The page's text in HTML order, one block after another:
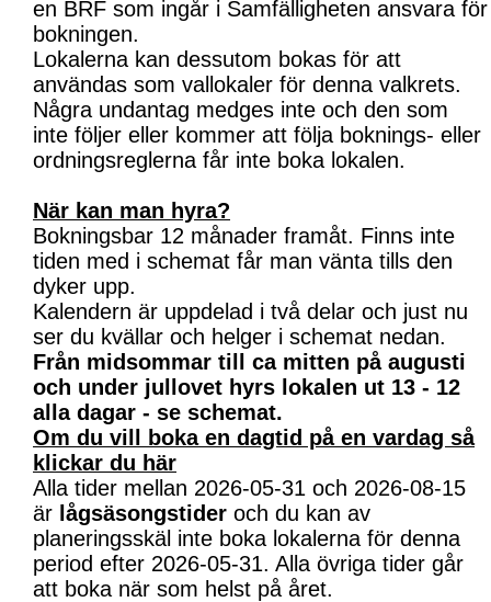
en BRF som ingår i Samfälligheten ansvara för
bokningen.
Lokalerna kan dessutom bokas för att
användas som vallokaler för denna valkrets.
Några undantag medges inte och den som
inte följer eller kommer att följa boknings- eller
ordningsreglerna får inte boka lokalen.
När kan man hyra?
Bokningsbar 12 månader framåt. Finns inte
tiden med i schemat får man vänta tills den
dyker upp.
Kalendern är uppdelad i två delar och just nu
ser du kvällar och helger i schemat nedan.
Från midsommar till ca mitten på augusti
och under jullovet hyrs lokalen ut 13 - 12
alla dagar - se schemat.
Om du vill boka en dagtid på en vardag så
klickar du här
Alla tider mellan 2026-05-31 och 2026-08-15
är lågsäsongstider och du kan av
planeringsskäl inte boka lokalerna för denna
period efter 2026-05-31. Alla övriga tider går
att boka när som helst på året.